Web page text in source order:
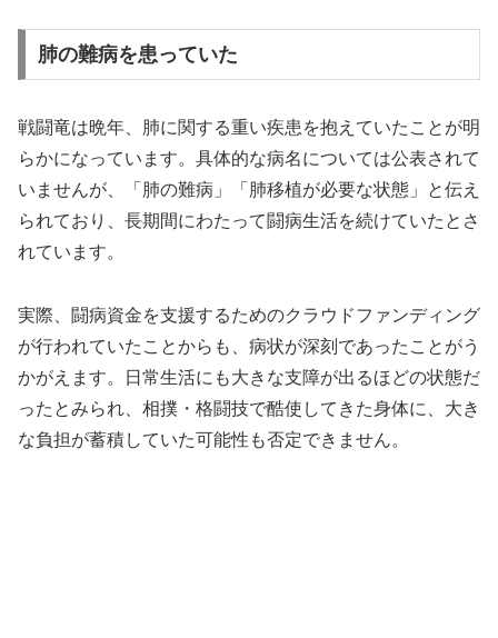
肺の難病を患っていた
戦闘竜は晩年、肺に関する重い疾患を抱えていたことが明
らかになっています。具体的な病名については公表されて
いませんが、「肺の難病」「肺移植が必要な状態」と伝え
られており、長期間にわたって闘病生活を続けていたとさ
れています。
実際、闘病資金を支援するためのクラウドファンディング
が行われていたことからも、病状が深刻であったことがう
かがえます。日常生活にも大きな支障が出るほどの状態だ
ったとみられ、相撲・格闘技で酷使してきた身体に、大き
な負担が蓄積していた可能性も否定できません。